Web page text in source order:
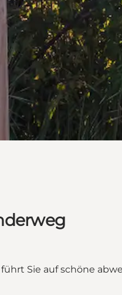
Sie auf schöne
durch Halsnæs"
durch Halsnæs on_map